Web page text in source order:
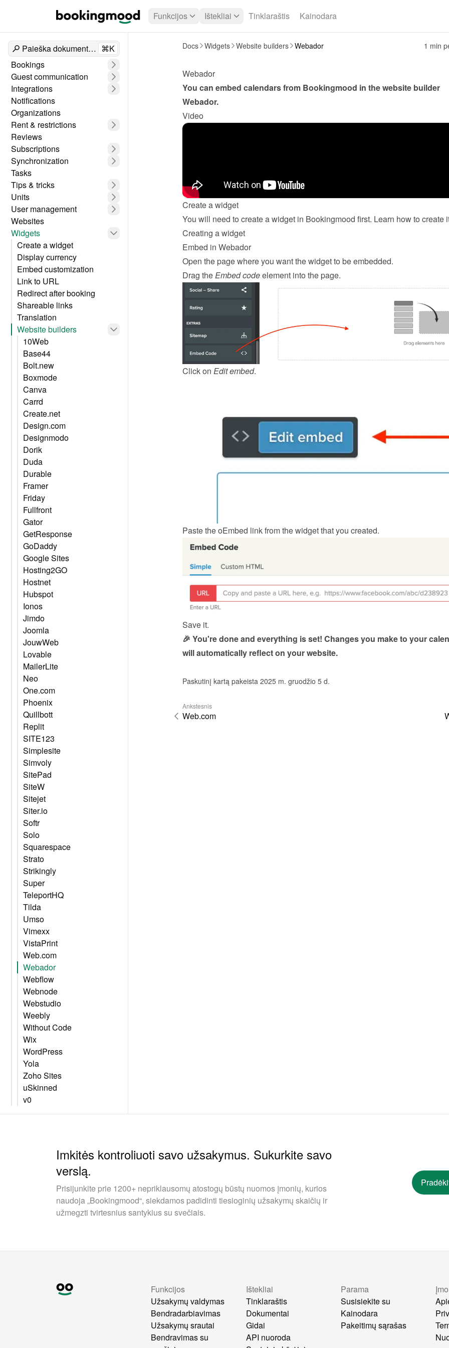
Funkcijos Ištekliai Tinklaraštis Kainodara
Paieška dokumentuose⌘K
Bookings
Guest communication
Integrations
Notifications
Organizations
Rent & restrictions
Reviews
Subscriptions
Synchronization
Tasks
Tips & tricks
Units
User management
Websites
Widgets
Create a widget
Display currency
Embed customization
Link to URL
Redirect after booking
Shareable links
Translation
Website builders
10Web
Base44
Bolt.new
Boxmode
Canva
Carrd
Create.net
Design.com
Designmodo
Dorik
Duda
Durable
Framer
Friday
Fullfront
Gator
GetResponse
GoDaddy
Google Sites
Hosting2GO
Hostnet
Hubspot
Ionos
Jimdo
Joomla
JouwWeb
Lovable
MailerLite
Neo
One.com
Phoenix
Quillbott
Replit
SITE123
Simplesite
Simvoly
SitePad
SiteW
Sitejet
Siter.io
Softr
Solo
Squarespace
Strato
Strikingly
Super
TeleportHQ
Tilda
Umso
Vimexx
VistaPrint
Web.com
Webador
Webflow
Webnode
Webstudio
Weebly
Without Code
Wix
WordPress
Yola
Zoho Sites
uSkinned
v0
Docs Widgets Website builders Webador 1 min
Webador
You can embed calendars from Bookingmood in the website builder
Webador.
Video
Create a widget
Creating a widget
Embed in Webador
Open the page where you want the widget to be embedded.
Drag the Embed code element into the page.
Click on Edit embed.
Paste the oEmbed link from the widget that you created.
Save it.
🎉 You're done and everything is set! Changes you make to your
will automatically reflect on your website.
Paskutinį kartą pakeista 2025 m. gruodžio 5 d.
Ankstesnis
Web.com
Imkitės kontroliuoti savo užsakymus. Sukurkite savo
verslą.
Prisijunkite prie 1200+ nepriklausomų atostogų būstų nuomos įmonių, kurios
naudoja „Bookingmood“, siekdamos padidinti tiesioginių užsakymų skaičių ir
užmegzti tvirtesnius santykius su svečiais.
Funkcijos
Užsakymų valdymas
Bendradarbiavimas
Užsakymų srautai
Bendravimas su
Ištekliai
Tinklaraštis
Dokumentai
Gidai
API nuoroda
Parama
Susisiekite su
Kainodara
Pakeitimų sąrašas